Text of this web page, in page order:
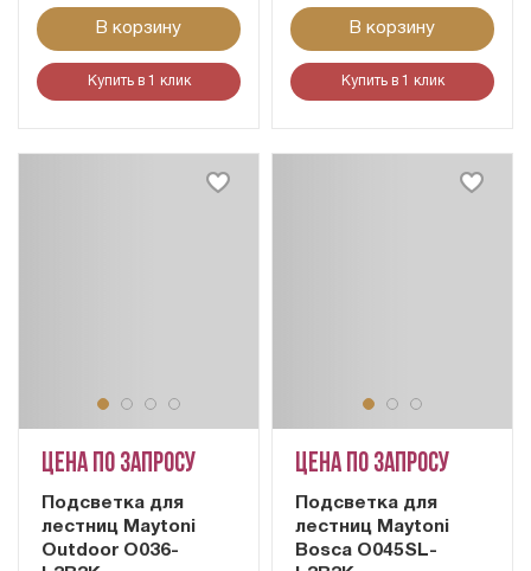
В корзину
Купить в 1 клик
В корзину
Купить в 1 клик
Цена по запросу
Подсветка для
лестниц Maytoni
Outdoor O036-
Цена по запросу
Подсветка для
лестниц Maytoni
Bosca O045SL-